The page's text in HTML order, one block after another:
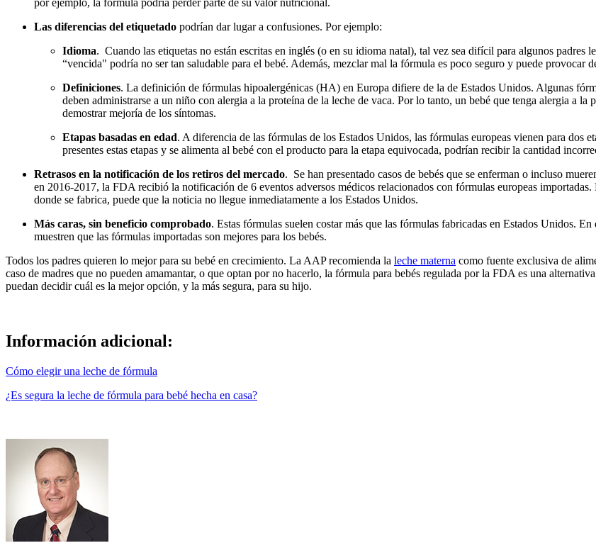
Las diferencias del etiquetado podrían dar lugar a confusiones. Por ejemplo:
Idioma. Cuando las etiquetas no están escritas en inglés (o en su idioma natal), tal vez sea difícil para algunos
“vencida" podría no ser tan saludable para el bebé. Además, mezclar mal la fórmula es poco seguro y puede provocar
Definiciones. La definición de fórmulas hipoalergénicas (HA) en Europa difiere de la de Estados Unidos. Algunas
deben administrarse a un niño con alergia a la proteína de la leche de vaca. Por lo tanto, un bebé que tenga alergia a
demostrar mejoría de los síntomas.
Etapas basadas en edad. A diferencia de las fórmulas de los Estados Unidos, las fórmulas europeas vienen para dos
presentes estas etapas y se alimenta al bebé con el producto para la etapa equivocada, podrían recibir la cantidad
Retrasos en la notificación de los retiros del mercado. Se han presentado casos de bebés que se enferman o incluso
en 2016-2017, la FDA recibió la notificación de 6 eventos adversos médicos relacionados con fórmulas europeas
donde se fabrica, puede que la noticia no llegue inmediatamente a los Estados Unidos.
Más caras, sin beneficio comprobado. Estas fórmulas suelen costar más que las fórmulas fabricadas en Estados Unidos.
muestren que las fórmulas importadas son mejores para los bebés.
Todos los padres quieren lo mejor para su bebé en crecimiento. La AAP recomienda la leche materna como fuente exclusiva de
caso de madres que no pueden amamantar, o que optan por no hacerlo, la fórmula para bebés regulada por la FDA es una
puedan decidir cuál es la mejor opción, y la más segura, para su hijo.
Información adicional:
Cómo elegir una leche de fórmula
¿Es segura la leche de fórmula para bebé hecha en casa?